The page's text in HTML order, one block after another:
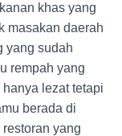
khas yang
masakan daerah
yang sudah
rempah yang
lezat tetapi
berada di
yang